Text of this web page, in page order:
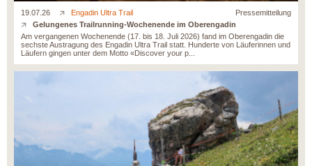
19.07.26 Engadin Ultra Trail
Pressemitteilung
Gelungenes Trailrunning-Wochenende im Oberengadin
Am vergangenen Wochenende (17. bis 18. Juli 2026) fand im Oberengadin die
sechste Austragung des Engadin Ultra Trail statt. Hunderte von Läuferinnen und
Läufern gingen unter dem Motto «Discover your p...